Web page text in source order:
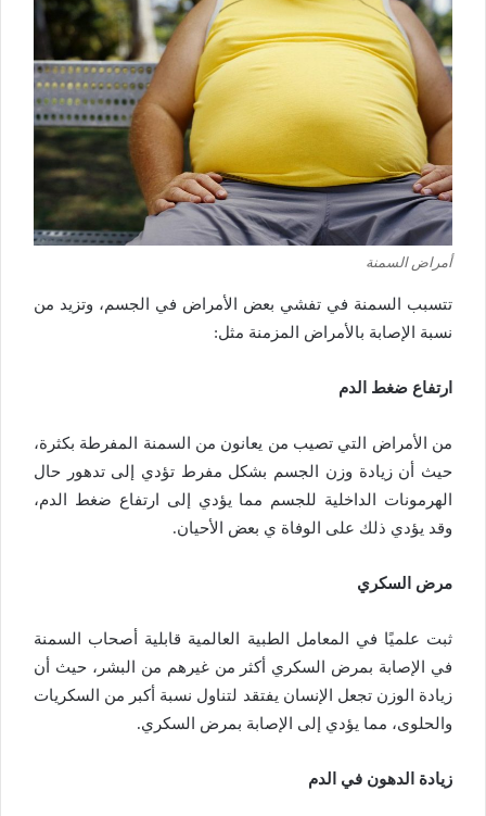
أمراض السمنة
تتسبب السمنة في تفشي بعض الأمراض في الجسم، وتزيد من
نسبة الإصابة بالأمراض المزمنة مثل:
ارتفاع ضغط الدم
من الأمراض التي تصيب من يعانون من السمنة المفرطة بكثرة،
حيث أن زيادة وزن الجسم بشكل مفرط تؤدي إلى تدهور حال
الهرمونات الداخلية للجسم مما يؤدي إلى ارتفاع ضغط الدم،
وقد يؤدي ذلك على الوفاة ي بعض الأحيان.
مرض السكري
ثبت علميًا في المعامل الطبية العالمية قابلية أصحاب السمنة
في الإصابة بمرض السكري أكثر من غيرهم من البشر، حيث أن
زيادة الوزن تجعل الإنسان يفتقد لتناول نسبة أكبر من السكريات
والحلوى، مما يؤدي إلى الإصابة بمرض السكري.
زيادة الدهون في الدم